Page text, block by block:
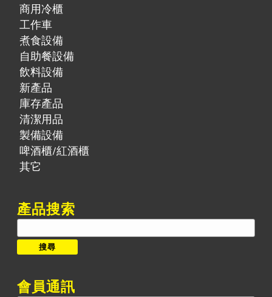
商用冷櫃
工作車
煮食設備
自助餐設備
飲料設備
新產品
庫存產品
清潔用品
製備設備
啤酒櫃/紅酒櫃
其它
產品搜索
尋:
搜尋
會員通訊